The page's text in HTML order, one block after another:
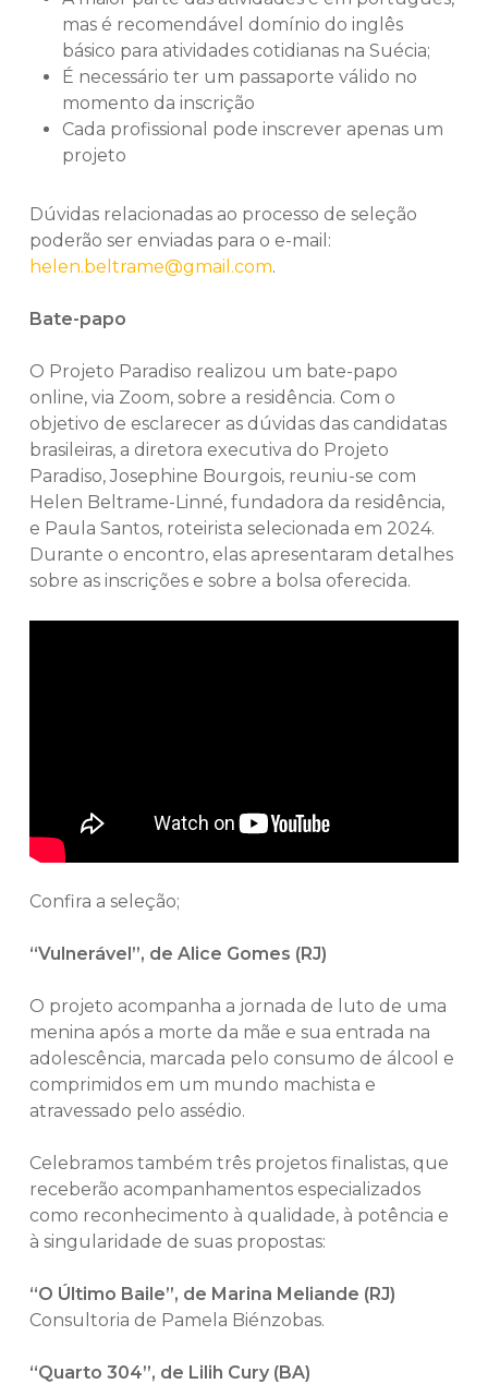
mas é recomendável domínio do inglês
básico para atividades cotidianas na Suécia;
É necessário ter um passaporte válido no
momento da inscrição
Cada profissional pode inscrever apenas um
projeto
Dúvidas relacionadas ao processo de seleção
poderão ser enviadas para o e-mail:
helen.beltrame@gmail.com.
Bate-papo
O Projeto Paradiso realizou um bate-papo
online, via Zoom, sobre a residência. Com o
objetivo de esclarecer as dúvidas das candidatas
brasileiras, a diretora executiva do Projeto
Paradiso, Josephine Bourgois, reuniu-se com
Helen Beltrame-Linné, fundadora da residência,
e Paula Santos, roteirista selecionada em 2024.
Durante o encontro, elas apresentaram detalhes
sobre as inscrições e sobre a bolsa oferecida.
Confira a seleção;
“Vulnerável”, de Alice Gomes (RJ)
O projeto acompanha a jornada de luto de uma
menina após a morte da mãe e sua entrada na
adolescência, marcada pelo consumo de álcool e
comprimidos em um mundo machista e
atravessado pelo assédio.
Celebramos também três projetos finalistas, que
receberão acompanhamentos especializados
como reconhecimento à qualidade, à potência e
à singularidade de suas propostas:
“O Último Baile”, de Marina Meliande (RJ)
Consultoria de Pamela Biénzobas.
“Quarto 304”, de Lilih Cury (BA)